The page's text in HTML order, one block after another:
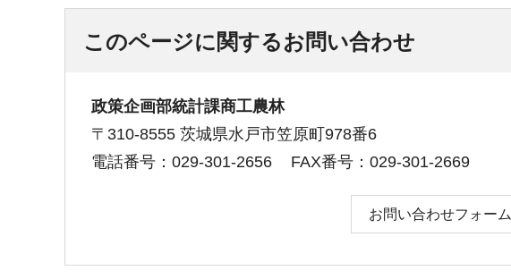
このページに関するお問い合わせ
政策企画部統計課商工農林
〒310-8555 茨城県水戸市笠原町978番6
電話番号：029-301-2656
FAX番号：029-301-2669
お問い合わせフォーム